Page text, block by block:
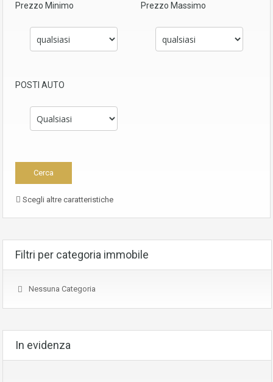
Prezzo Minimo Prezzo Massimo
POSTI AUTO
Scegli altre caratteristiche
Filtri per categoria immobile
Nessuna Categoria
In evidenza